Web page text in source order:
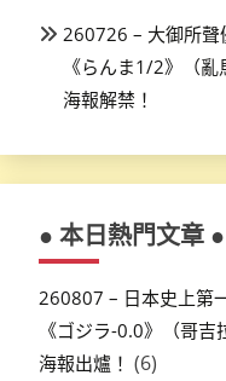
260726 – 大御所聲
《らんま1/2》（
海報解禁！
● 本日熱門文章 ●
260807 – 日本史上第
《ゴジラ-0.0》（哥
海報出爐！ (6)